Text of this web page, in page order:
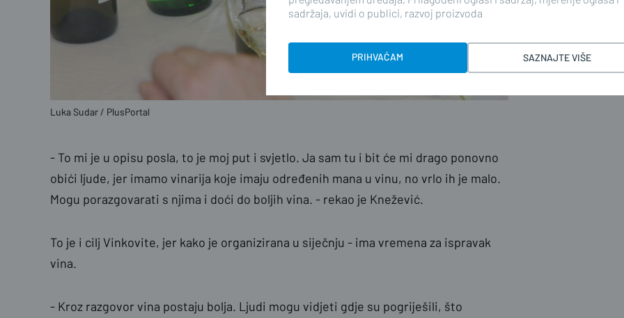
Luka Sudar / PlusPortal
- To mi je u opisu posla, to je moj put i svjetlo. Ja sam tu i bit će mi drago ponovno
obići ljude, jer imamo vinarija koje imaju određenih mana u vinu, no vrlo ih je malo.
Mogu porazgovarati s njima i doći do boljih vina. - rekao je Knežević.
To je i cilj Vinkovite, jer kako je organizirana u siječnju - ima vremena za ispravak
vina.
- Kroz razgovor vina postaju bolja. Ljudi mogu vidjeti gdje su pogriješili, što
sadržaja, uvidi o publici, razvoj proizvoda
PRIHVAĆAM SAZNAJTE VIŠE